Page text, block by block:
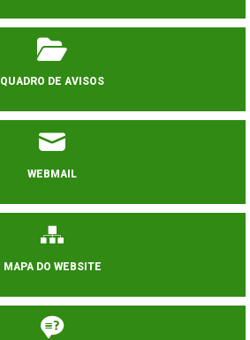
QUADRO DE AVISOS
WEBMAIL
MAPA DO WEBSITE